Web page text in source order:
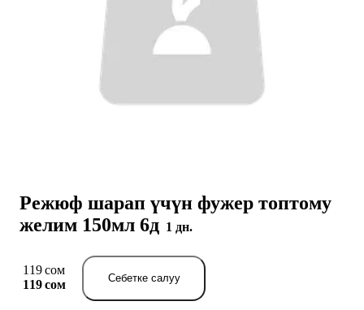
Режюф шарап үчүн фужер топтому
желим 150мл 6д 1 дн.
119 сом
119 сом
Себетке салуу